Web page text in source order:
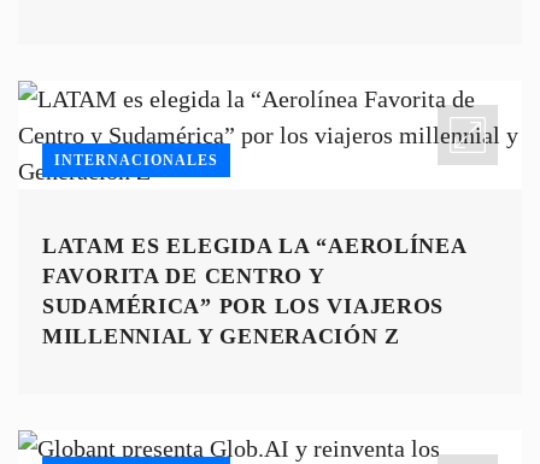
INTERNACIONALES
LATAM ES ELEGIDA LA “AEROLÍNEA
FAVORITA DE CENTRO Y
SUDAMÉRICA” POR LOS VIAJEROS
MILLENNIAL Y GENERACIÓN Z